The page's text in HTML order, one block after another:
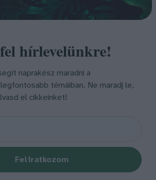
hírlevelünkre!
naprakész maradni a
témáiban. Ne maradj le,
el cikkeinket!
Feliratkozom